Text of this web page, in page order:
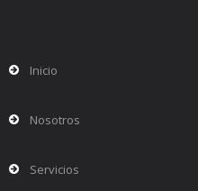
Inicio
Nosotros
Servicios